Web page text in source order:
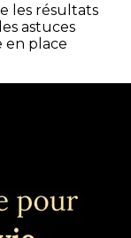
les résultats
astuces
en place